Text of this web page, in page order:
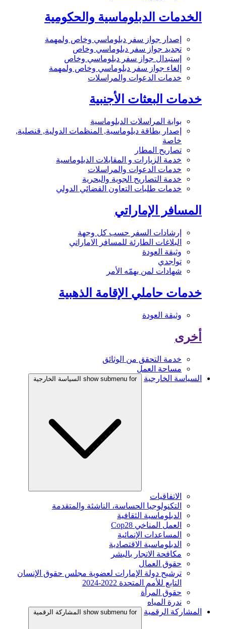
الخدمات الدبلوماسية والحكومية
إصدار جواز سفر دبلوماسي وخاص ولمهمة
تجديد جواز سفر دبلوماسي وخاص
إستبدال جواز سفر دبلوماسي وخاص
إلغاء جواز سفر دبلوماسي وخاص ولمهمة
خدمات الدعوات والمراسلات
خدمات البعثات الأجنبية
بوابة المراسلات الدبلوماسية
إصدار بطاقة دبلوماسية, المنظمات الدولية, قنصلية,
خاصة
تصاريح المطار
خدمة الزيارات و المقابلات الدبلوماسية
خدمات الدعوات والمراسلات
خدمة التصاريح الجوية والبحرية
خدمات طلبات التعاون القضائي الدولي
المسافر الإماراتي
إرشادات السفر حسب كل وجهة
البلاغات الطارئة للمسافر الاماراتي
وثيقة العودة
تواجدي
شهادات لمن يهمّه الأمر
خدمات حاملي الإقامة الذهبية
وثيقة العودة
أخرى
خدمة التحقق من الوثائق
مساحة العمل
السياسة الخارجية
show submenu for السياسة الخارجية
الاتفاقيات
التكنولوجيا الحساسة، الناشئة والمتقدمة
الدبلوماسية الثقافية
العمل المناخي Cop28
المساعدات الإنمائية
الدبلوماسية الاقتصادية
مكافحة الاتجار بالبشر
حقوق العمال
ترشيح دولة الإمارات لعضوية مجلس حقوق الإنسان
التابع للأمم المتحدة 2022-2024
حقوق المرأة
ندرة المياه
المشاركة الرقمية
show submenu for المشاركة الرقمية